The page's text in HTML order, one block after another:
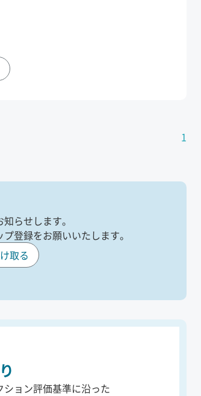
1
らせします。
登録をお願いいたします。
取る
ョン評価基準に沿った